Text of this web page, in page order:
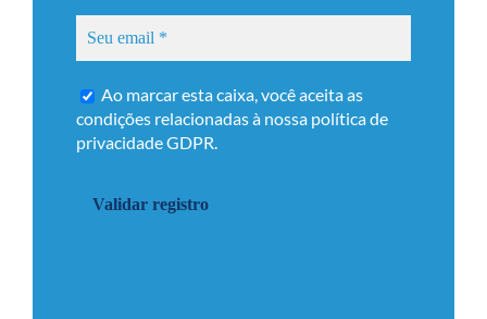
condições relacionadas à nossa política de
privacidadeGDPR.